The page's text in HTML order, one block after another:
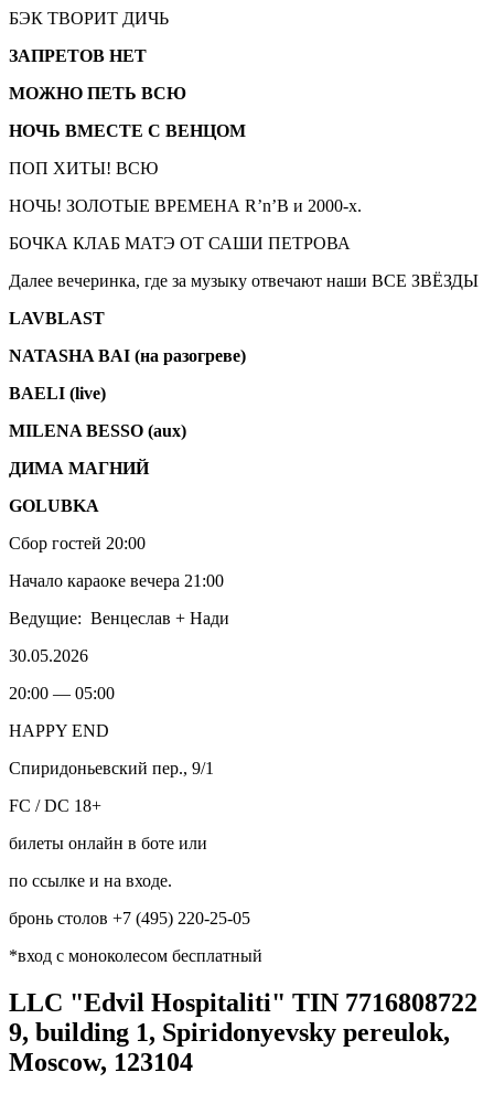
БЭК ТВОРИТ ДИЧЬ
ЗАПРЕТОВ НЕТ
МОЖНО ПЕТЬ ВСЮ
НОЧЬ ВМЕСТЕ С ВЕНЦОМ
ПОП ХИТЫ! ВСЮ
НОЧЬ! ЗОЛОТЫЕ ВРЕМЕНА R’n’B и 2000-х.
БОЧКА КЛАБ МАТЭ ОТ САШИ ПЕТРОВА
Далее вечеринка, где за музыку отвечают наши ВСЕ ЗВЁЗДЫ
LAVBLAST
NATASHA BAI (на разогреве)
BAELI (live)
MILENA BESSO (aux)
ДИМА МАГНИЙ
GOLUBKA
Сбор гостей 20:00
Начало караоке вечера 21:00
Ведущие: Венцеслав + Нади
30.05.2026
20:00 — 05:00
HAPPY END
Спиридоньевский пер., 9/1
FC / DC 18+
билеты онлайн в боте или
по ссылке и на входе.
бронь столов +7 (495) 220-25-05
*вход с моноколесом бесплатный
LLC "Edvil Hospitaliti" TIN 7716808722
9, building 1, Spiridonyevsky pereulok,
Moscow, 123104